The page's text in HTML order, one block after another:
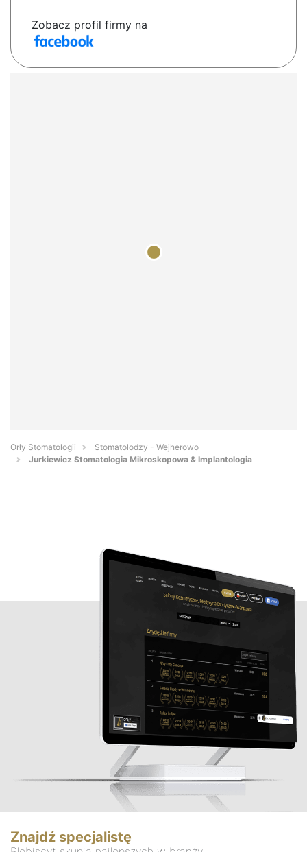
Zobacz profil firmy na
Orły Stomatologii
Stomatolodzy - Wejherowo
Jurkiewicz Stomatologia Mikroskopowa & Implantologia
Znajdź specjalistę